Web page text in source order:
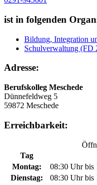
ist in folgenden
Bildung, Integration
Schulverwaltung (FD
Adresse:
Berufskolleg Meschede
Dünnefeldweg 5
59872 Meschede
Erreichbarkeit:
Tag
Montag:
08:30 Uhr bis
Dienstag:
08:30 Uhr bis